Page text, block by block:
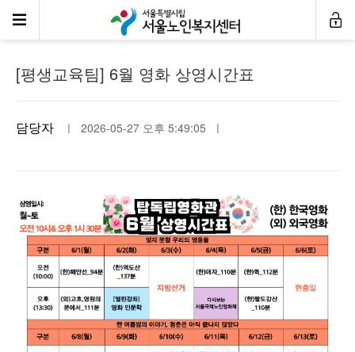
공지사항
[평생교육팀] 6월 영화 상영시간표
담당자 ㅣ 2026-05-27 오후 5:49:05 ㅣ